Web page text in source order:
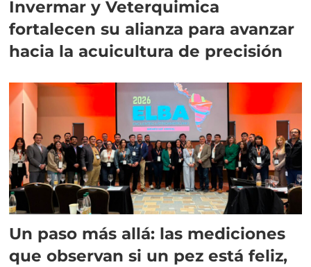
Invermar y Veterquimica
fortalecen su alianza para avanzar
hacia la acuicultura de precisión
Un paso más allá: las mediciones
que observan si un pez está feliz,